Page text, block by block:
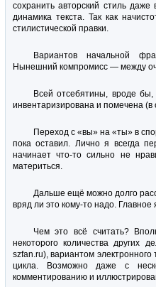
сохранить авторский стиль
динамика текста. Так как
стилистической правки.
Вариантов начальной
Нынешний компромисс — между
Всей отсебятины, вроде
инвентаризирована и помечена
Переход с «вы» на «ты» в
пока оставил. Лично я всегда
начинает что-то сильно не
материться.
Дальше ещё можно долго
вряд ли это кому-то надо. Главное
Чем это всё считать?
некоторого количества других
szfan.ru), вариантом
цикла. Возможно даже с
комментированию и